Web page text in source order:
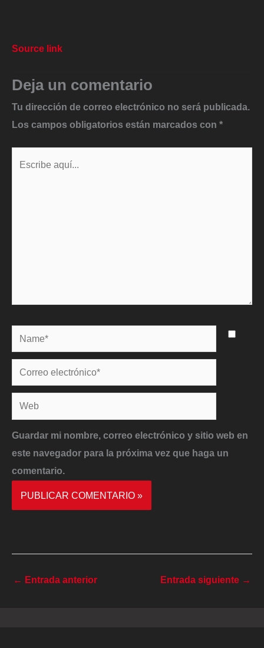
Source link
Deja un comentario
Tu dirección de correo electrónico no será publicada.
Los campos obligatorios están marcados con *
Name*
Correo
electrónico*
Web
Guardar mi nombre, correo electrónico y sitio web en
este navegador para la próxima vez que haga un
comentario.
← Entrada anterior Entrada siguiente →